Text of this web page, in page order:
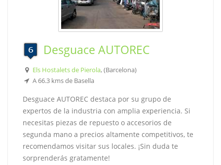
Desguace AUTOREC
Els Hostalets de Pierola, (Barcelona)
A 66.3 kms de Basella
Desguace AUTOREC destaca por su grupo de
expertos de la industria con amplia experiencia. Si
necesitas piezas de repuesto o accesorios de
segunda mano a precios altamente competitivos, te
recomendamos visitar sus locales. ¡Sin duda te
sorprenderás gratamente!